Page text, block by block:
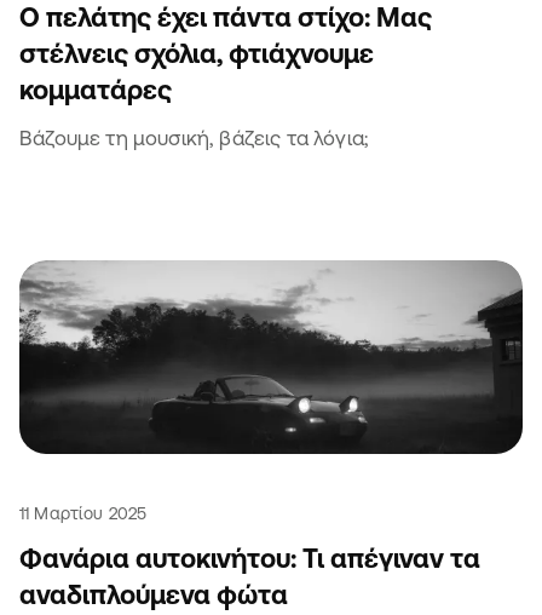
Ο πελάτης έχει πάντα στίχο: Μας
στέλνεις σχόλια, φτιάχνουμε
κομματάρες
Βάζουμε τη μουσική, βάζεις τα λόγια;
11 Μαρτίου 2025
Φανάρια αυτοκινήτου: Τι απέγιναν τα
αναδιπλούμενα φώτα